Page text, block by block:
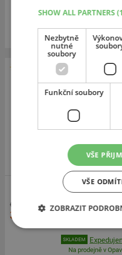
SKLADEM
Centrální sklad
215
6 299 Kč
3 204 Kč
SKLADEM
Na prodejně v
SHOW ALL PARTNERS
Nezbytně
nutné
soubory
Funkční soubory
VŠE
VŠE
ZOBRAZIT